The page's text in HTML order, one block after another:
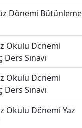
Dönemi Bütünleme
Okulu Dönemi
Sınavı
Okulu Dönemi
Sınavı
Okulu Dönemi Yaz